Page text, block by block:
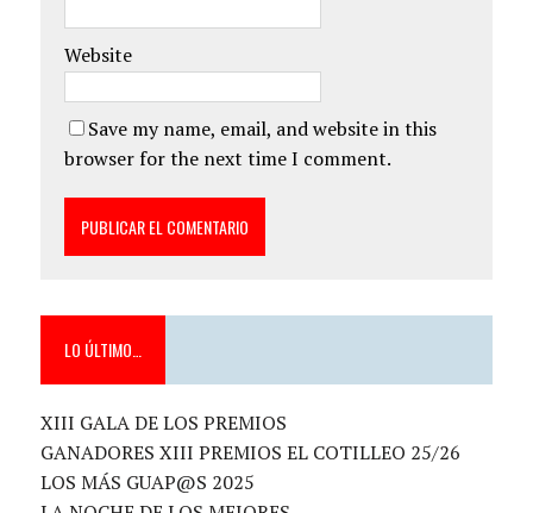
Website
Save my name, email, and website in this
browser for the next time I comment.
LO ÚLTIMO…
XIII GALA DE LOS PREMIOS
GANADORES XIII PREMIOS EL COTILLEO 25/26
LOS MÁS GUAP@S 2025